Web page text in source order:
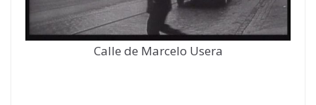
Calle de Marcelo Usera